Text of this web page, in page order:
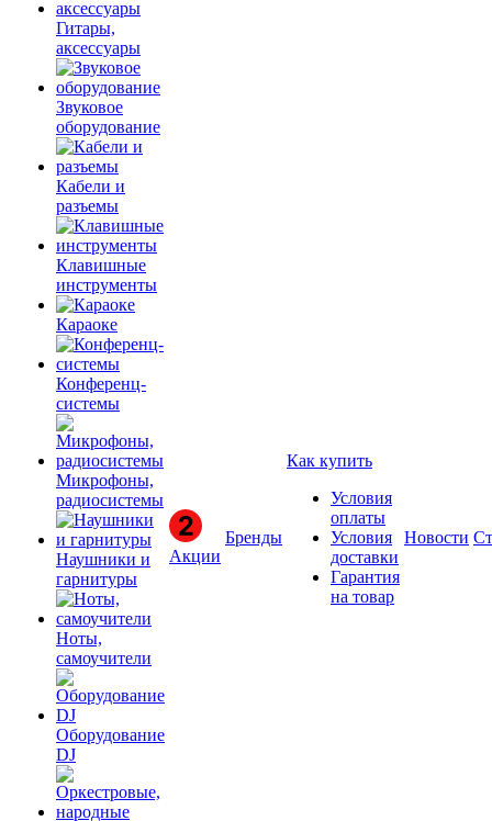
Гитары,
аксессуары
Звуковое
оборудование
Кабели и
разъемы
Клавишные
инструменты
Караоке
Конференц-
системы
Микрофоны,
радиосистемы
Наушники и
гарнитуры
Ноты,
самоучители
Оборудование
DJ
Акции
Бренды
Как купить
Условия
оплаты
Условия
доставки
Гарантия
на товар
Новости